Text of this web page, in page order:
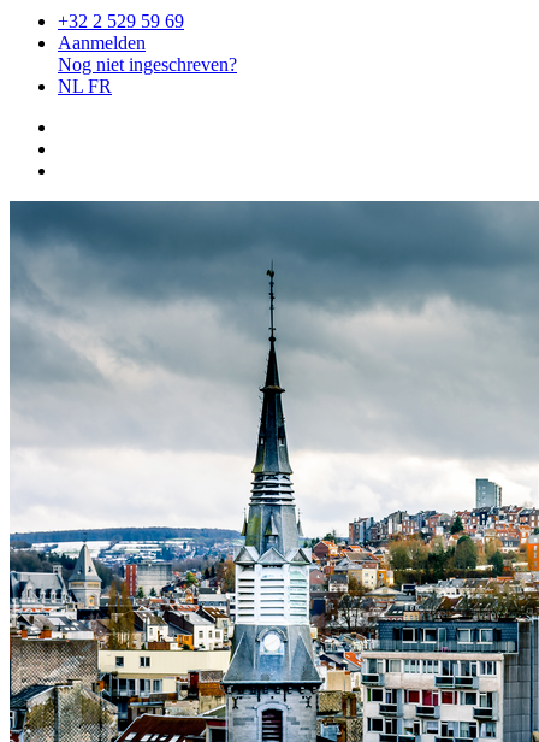
+32 2 529 59 69
Aanmelden
Nog niet ingeschreven?
NL FR